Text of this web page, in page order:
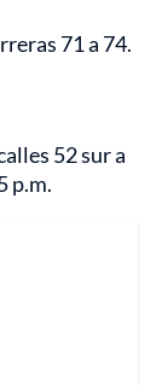
71 a 74.
52 sur a
p.m.